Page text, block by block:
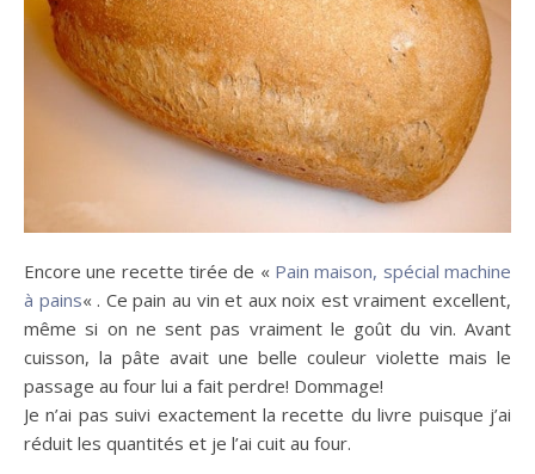
Encore une recette tirée de « Pain maison, spécial machine
à pains« . Ce pain au vin et aux noix est vraiment excellent,
même si on ne sent pas vraiment le goût du vin. Avant
cuisson, la pâte avait une belle couleur violette mais le
passage au four lui a fait perdre! Dommage!
Je n’ai pas suivi exactement la recette du livre puisque j’ai
réduit les quantités et je l’ai cuit au four.